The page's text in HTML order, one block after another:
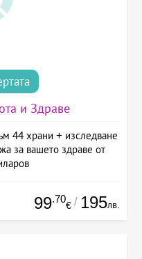
и Здраве
44 храни + изследване
за вашето здраве от
99.70
€ / 195лв.